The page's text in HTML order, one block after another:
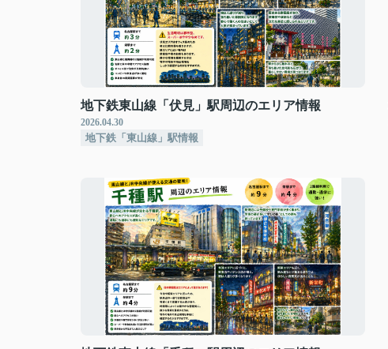
地下鉄東山線「伏見」駅周辺のエリア情報
2026.04.30
地下鉄「東山線」駅情報